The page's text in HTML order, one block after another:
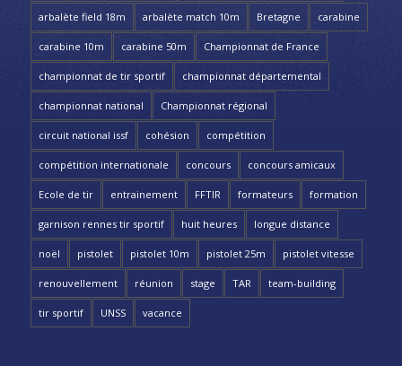
arbalète field 18m arbalète match 10m Bretagne carabine
carabine 10m carabine 50m Championnat de France
championnat de tir sportif championnat départemental
championnat national Championnat régional
circuit national issf cohésion compétition
compétition internationale concours concours amicaux
Ecole de tir entrainement FFTIR formateurs formation
garnison rennes tir sportif huit heures longue distance
noël pistolet pistolet 10m pistolet 25m pistolet vitesse
renouvellement réunion stage TAR team-building
tir sportif UNSS vacance